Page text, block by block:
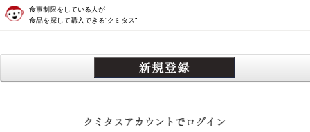
食事制限をしている人が
食品を探して購入できる“クミタス”